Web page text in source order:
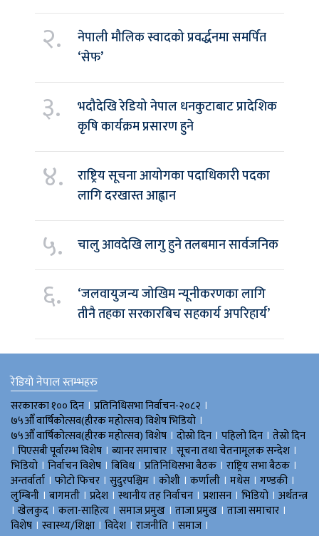
२.
नेपाली मौलिक स्वादको प्रवर्द्धनमा समर्पित
‘सेफ’
३.
भदौदेखि रेडियो नेपाल धनकुटाबाट प्रादेशिक
कृषि कार्यक्रम प्रसारण हुने
४.
राष्ट्रिय सूचना आयोगका पदाधिकारी पदका
लागि दरखास्त आह्वान
५. चालु आवदेखि लागु हुने तलबमान सार्वजनिक
६.
‘जलवायुजन्य जोखिम न्यूनीकरणका लागि
तीनै तहका सरकारबिच सहकार्य अपरिहार्य’
रेडियो नेपाल स्तम्भहरु
सरकारका १०० दिन । प्रतिनिधिसभा निर्वाचन-२०८२ ।
७५औँ वार्षिकोत्सव(हीरक महोत्सव) विशेष भिडियाे ।
७५औँ वार्षिकोत्सव(हीरक महोत्सव) विशेष । दोस्रो दिन । पहिलो दिन । तेस्रो दिन
। पिएसबी पूर्वारम्भ विशेष । ब्यानर समाचार । सूचना तथा चेतनामूलक सन्देश ।
भिडियाे । निर्वाचन विशेष । बिविध। प्रतिनिधिसभा बैठक । राष्ट्रिय सभा बैठक ।
अन्तर्वार्ता । फोटो फिचर । सुदुरपश्चिम । काेशी । कर्णाली । मधेस । गण्डकी ।
लुम्बिनी । बागमती । प्रदेश । स्थानीय तह निर्वाचन । प्रशासन । भिडियो । अर्थतन्त्र
। खेलकुद । कला-साहित्य । समाज प्रमुख । ताजा प्रमुख । ताजा समाचार ।
विशेष । स्वास्थ्य/शिक्षा । विदेश । राजनीति । समाज ।